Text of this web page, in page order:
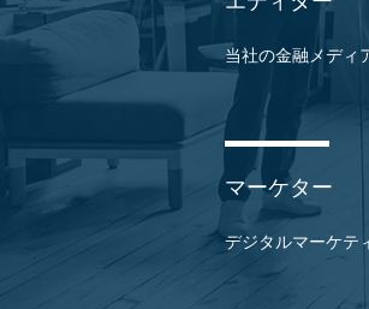
当社の金融メディ
マーケター
デジタルマーケテ